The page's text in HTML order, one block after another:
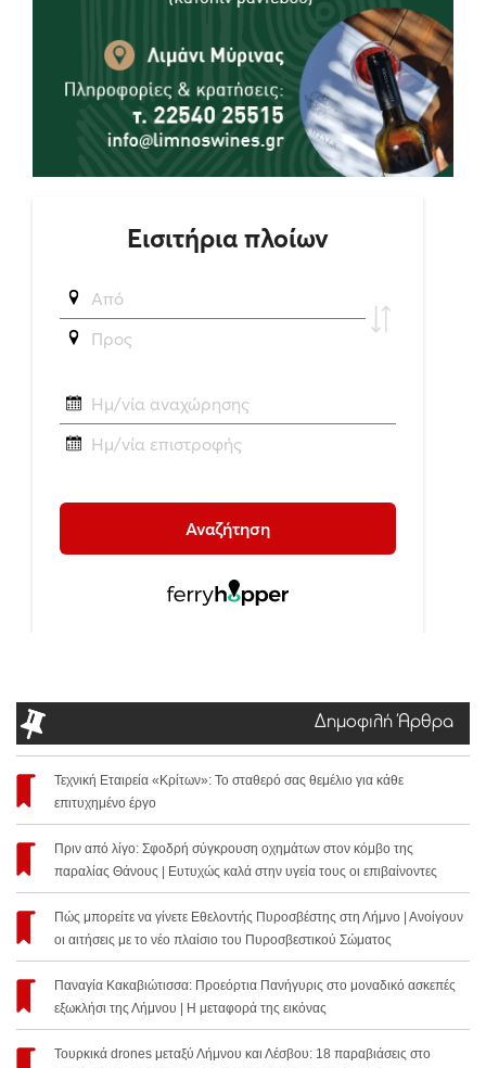
Δημοφιλή Άρθρα
Τεχνική Εταιρεία «Κρίτων»: Το σταθερό σας θεμέλιο για κάθε
επιτυχημένο έργο
Πριν από λίγο: Σφοδρή σύγκρουση οχημάτων στον κόμβο της
παραλίας Θάνους | Ευτυχώς καλά στην υγεία τους οι επιβαίνοντες
Πώς μπορείτε να γίνετε Εθελοντής Πυροσβέστης στη Λήμνο | Ανοίγουν
οι αιτήσεις με το νέο πλαίσιο του Πυροσβεστικού Σώματος
Παναγία Κακαβιώτισσα: Προεόρτια Πανήγυρις στο μοναδικό ασκεπές
εξωκλήσι της Λήμνου | Η μεταφορά της εικόνας
Τουρκικά drones μεταξύ Λήμνου και Λέσβου: 18 παραβιάσεις στο